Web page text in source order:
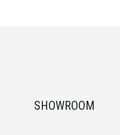
SHOWROOM